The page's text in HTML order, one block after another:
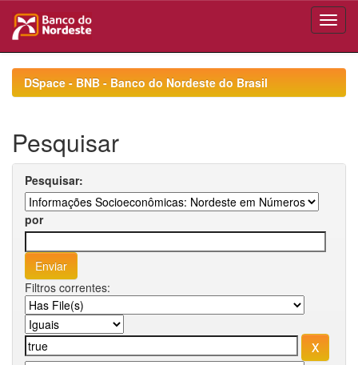
navigationDSpace - BNB - Banco do Nordeste do Brasil
Pesquisar
Pesquisar:
por
Filtros correntes: